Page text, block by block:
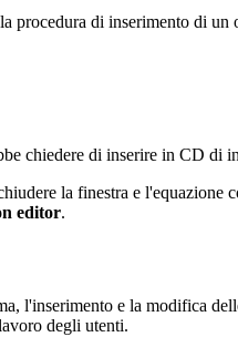
procedura di inserimento di un
chiedere di inserire in CD di
la finestra e l'equazione
editor.
l'inserimento e la modifica
degli utenti.